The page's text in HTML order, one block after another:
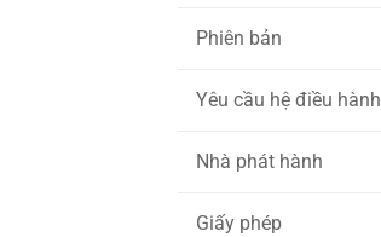
Phiên bản
Yêu cầu hệ điều hành
Nhà phát hành
Giấy phép